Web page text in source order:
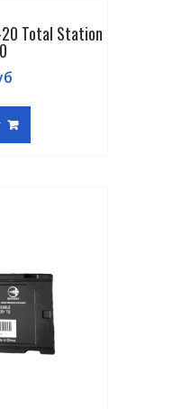
Total Station